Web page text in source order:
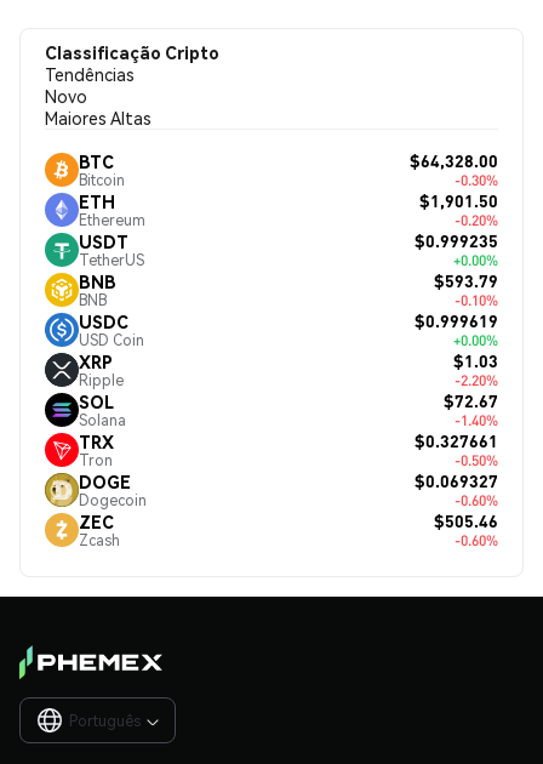
Classificação Cripto
Tendências
Novo
Maiores Altas
BTC
Bitcoin
$64,328.00
-0.30%
ETH
Ethereum
$1,901.50
-0.20%
USDT
TetherUS
$0.999235
+0.00%
BNB
BNB
$593.79
-0.10%
USDC
USD Coin
$0.999619
+0.00%
XRP
Ripple
$1.03
-2.20%
SOL
Solana
$72.67
-1.40%
TRX
Tron
$0.327661
-0.50%
DOGE
Dogecoin
$0.069327
-0.60%
ZEC
Zcash
$505.46
-0.60%
Português 